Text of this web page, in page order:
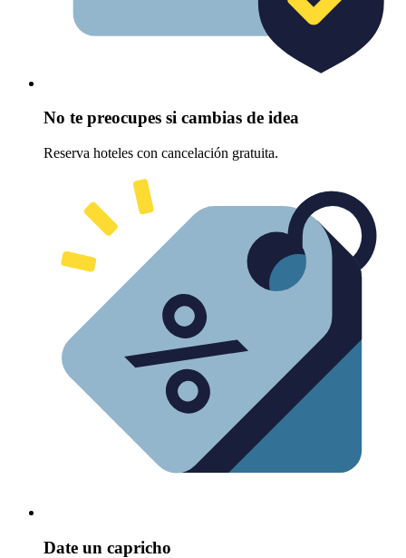
No te preocupes si cambias de idea
Reserva hoteles con cancelación gratuita.
Date un capricho